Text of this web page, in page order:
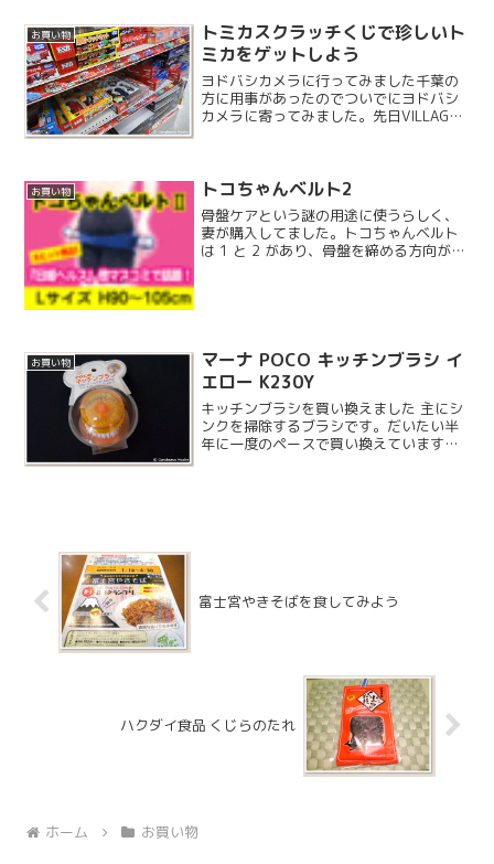
お買い物
トミカスクラッチくじで珍しいト
ミカをゲットしよう
ヨドバシカメラに行ってみました千葉の
方に用事があったのでついでにヨドバシ
カメラに寄ってみました。先日VILLAGE
お買い物 トコちゃんベルト2
骨盤ケアという謎の用途に使うらしく、
妻が購入してました。トコちゃんベルト
は 1 と 2 があり、骨盤を締める方向が違
お買い物
マーナ POCO キッチンブラシ イ
エロー K230Y
キッチンブラシを買い換えました 主にシ
ンクを掃除するブラシです。だいたい半
年に一度のペースで買い換えていますが
富士宮やきそばを食してみよう
ハクダイ食品 くじらのたれ
ホーム お買い物